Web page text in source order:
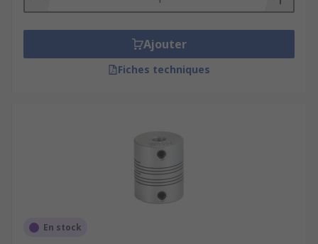
Ajouter
Fiches techniques
En stock